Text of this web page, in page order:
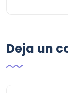
Deja un